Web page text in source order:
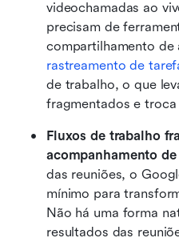
videochamadas ao
precisam de
rastreamento de
de trabalho, o que
fragmentados e
Fluxos de trabalho
acompanhamento
das reuniões, o
mínimo para
Não há uma forma
resultados das